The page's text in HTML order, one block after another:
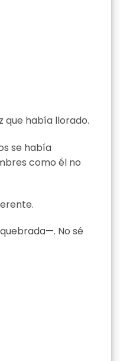
que había llorado.
se había
como él no
No sé